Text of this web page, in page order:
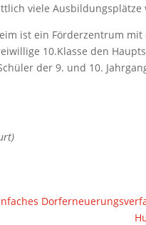
viele Ausbildungsplätze
ist ein Förderzentrum
10.Klasse den
der 9. und 10.